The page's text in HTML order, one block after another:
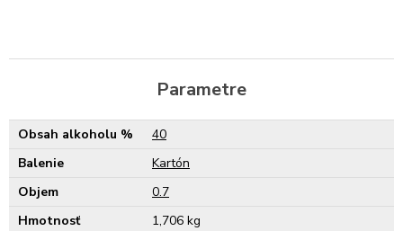
Parametre
Obsah alkoholu %
40
Balenie
Kartón
Objem
0.7
Hmotnosť
1,706 kg